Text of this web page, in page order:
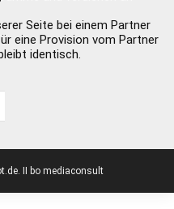
Seite bei einem Partner
eine Provision vom Partner
identisch.
II bo mediaconsult